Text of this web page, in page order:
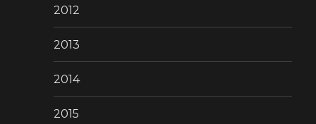
2012
2013
2014
2015